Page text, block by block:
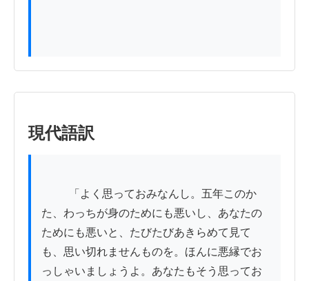
現代語訳
た、わっちが身のためにも悪いし、あなたの
ためにも悪いと、たびたびあきらめて見て
も、思い切れませんものを。ほんに悪縁でお
っしゃいましょうよ。あなたもそう思ってお